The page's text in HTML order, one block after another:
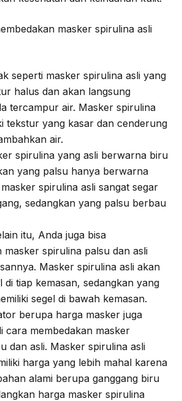
masker spirulina asli
seperti masker spirulina asli yang
halus dan akan langsung
tercampur air. Masker spirulina
tekstur yang kasar dan cenderung
air.
spirulina yang asli berwarna biru
yang palsu hanya berwarna
spirulina asli sangat segar
sedangkan yang palsu berbau
itu, Anda juga bisa
masker spirulina palsu dan asli
Masker spirulina asli akan
di tiap kemasan, sedangkan yang
segel di bawah kemasan.
berupa harga masker juga
cara membedakan masker
dan asli. Masker spirulina asli
harga yang lebih mahal karena
alami berupa ganggang biru
harga masker spirulina